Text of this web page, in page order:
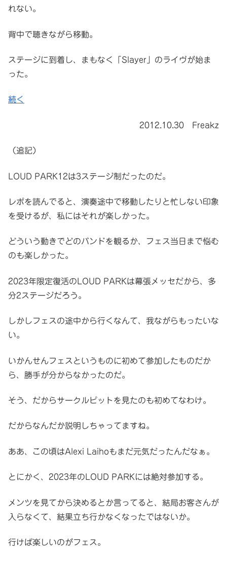
れない。
背中で聴きながら移動。
ステージに到着し、まもなく「Slayer」のライヴが始ま
った。
続く
2012.10.30 Freakz
（追記）
LOUD PARK12は3ステージ制だったのだ。
レポを読んでると、演奏途中で移動したりと忙しない印象
を受けるが、私にはそれが楽しかった。
どういう動きでどのバンドを観るか、フェス当日まで悩む
のも楽しかった。
2023年限定復活のLOUD PARKは幕張メッセだから、多
分2ステージだろう。
しかしフェスの途中から行くなんて、我ながらもったいな
い。
いかんせんフェスというものに初めて参加したものだか
ら、勝手が分からなかったのだ。
そう、だからサークルピットを見たのも初めてなわけ。
だからなんだか説明しちゃってますね。
ああ、この頃はAlexi Laihoもまだ元気だったんだなぁ。
とにかく、2023年のLOUD PARKには絶対参加する。
メンツを見てから決めるとか言ってると、結局お客さんが
入らなくて、結果立ち行かなくなったではないか。
行けば楽しいのがフェス。